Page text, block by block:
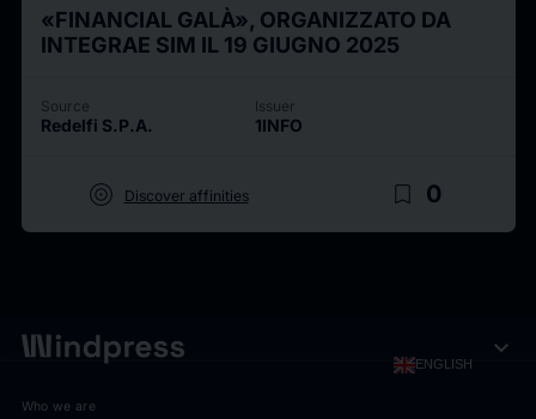
«FINANCIAL GALÀ», ORGANIZZATO DA
INTEGRAE SIM IL 19 GIUGNO 2025
Source
Redelfi S.P.A.
Issuer
1INFO
target Discover affinities bookmark_border 0
ENGLISH expand_more
Who we are